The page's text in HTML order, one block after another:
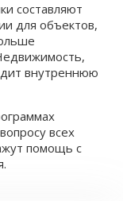
составляют
для объектов,
внутреннюю
всех
помощь с